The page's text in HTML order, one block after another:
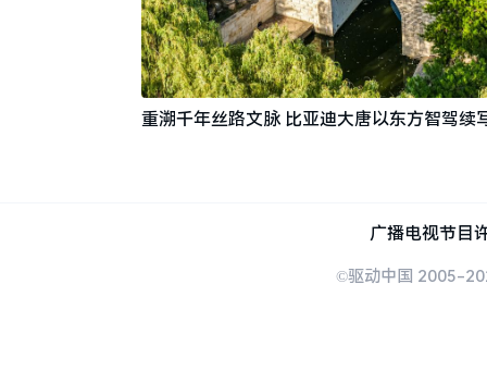
重溯千年丝路文脉 比亚迪大唐以东方智驾续
©驱动中国 2005-
广播电视节目